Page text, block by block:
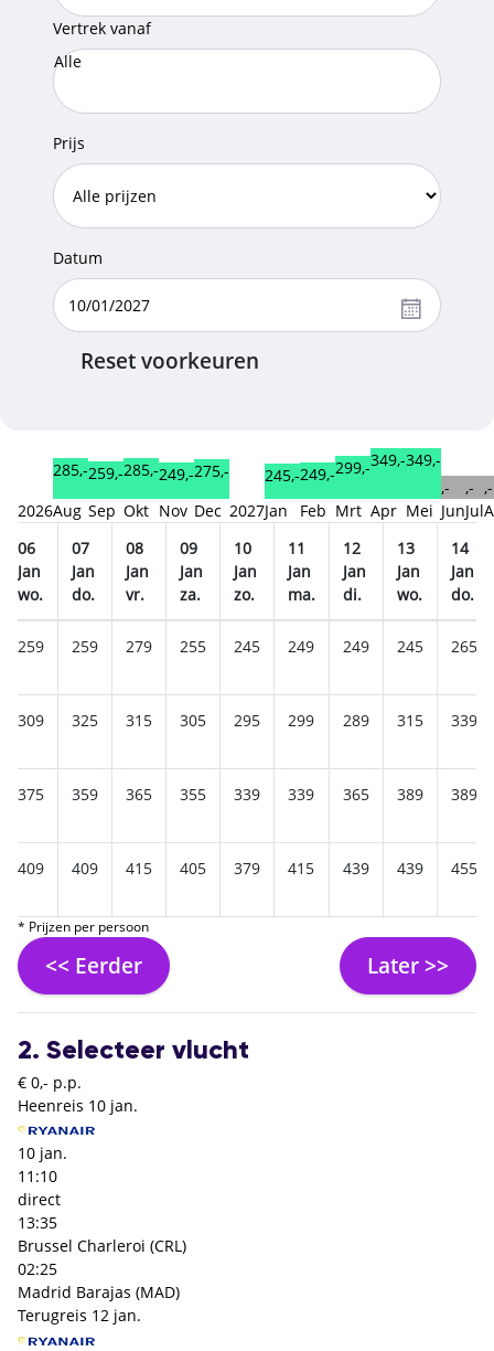
Vertrek vanaf
Alle
Prijs
Datum
Reset voorkeuren
2026
285,-
Aug
259,-
Sep
285,-
Okt
249,-
Nov
275,-
Dec 2027
245,-
Jan
249,-
Feb
299,-
Mrt
349,-
Apr
349,-
Mei
,-
Jun
,-
Jul
,-
06
Jan
wo.
07
Jan
do.
08
Jan
vr.
09
Jan
za.
10
Jan
zo.
11
Jan
ma.
12
Jan
di.
13
Jan
wo.
14
Jan
do.
259 259 279 255 245 249 249 245 265
309 325 315 305 295 299 289 315 339
375 359 365 355 339 339 365 389 389
409 409 415 405 379 415 439 439 455
* Prijzen per persoon
<< Eerder Later >>
2. Selecteer vlucht
€ 0,- p.p.
Heenreis 10 jan.
10 jan.
11:10
direct
13:35
Brussel Charleroi (CRL)
02:25
Madrid Barajas (MAD)
Terugreis 12 jan.